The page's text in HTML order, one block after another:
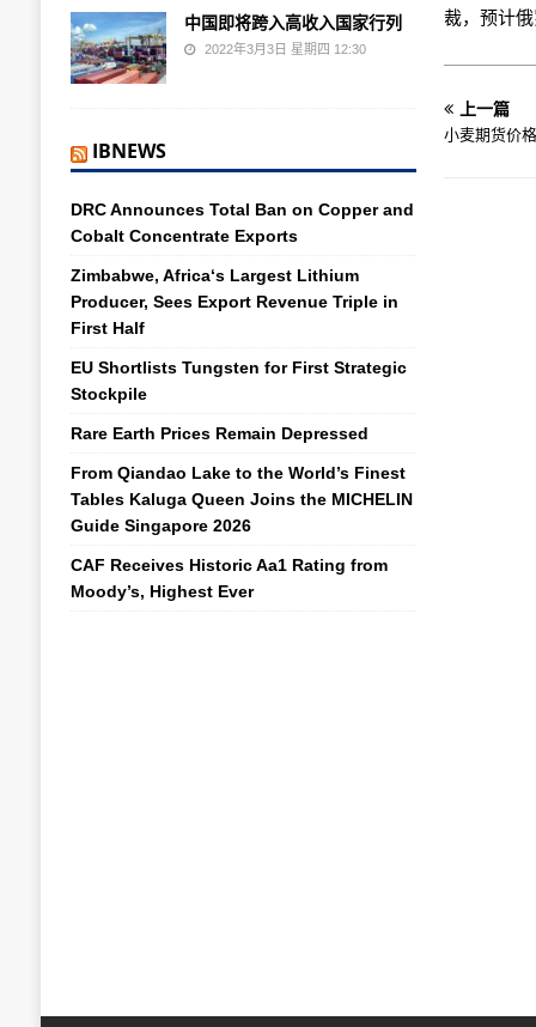
裁，预计
上一篇
小麦期货价
中国即将跨入高收入国家行列
2022年3月3日 星期四 12:30
IBNEWS
DRC Announces Total Ban on Copper and
Cobalt Concentrate Exports
Zimbabwe, Africa‘s Largest Lithium
Producer, Sees Export Revenue Triple in
First Half
EU Shortlists Tungsten for First Strategic
Stockpile
Rare Earth Prices Remain Depressed
From Qiandao Lake to the World’s Finest
Tables Kaluga Queen Joins the MICHELIN
Guide Singapore 2026
CAF Receives Historic Aa1 Rating from
Moody’s, Highest Ever